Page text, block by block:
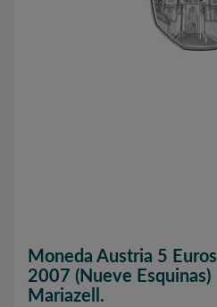
Moneda Austria 5 Euros
2007 (nueve Esquinas)
Mariazell.